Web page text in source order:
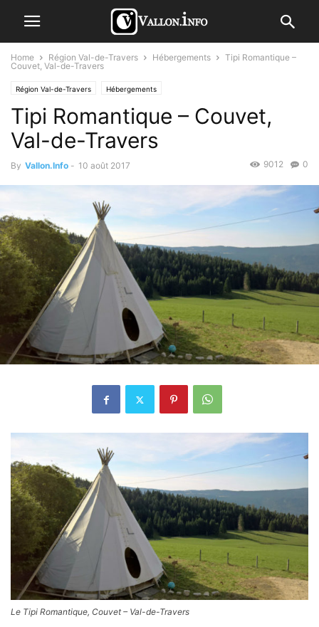
Home Région Val-de-Travers Hébergements
Tipi Romantique –
Couvet, Val-de-Travers
Région Val-de-Travers Hébergements
Tipi Romantique – Couvet,
Val-de-Travers
By Vallon.Info - 10 août 2017 0
9012
Le Tipi Romantique, Couvet – Val-de-Travers